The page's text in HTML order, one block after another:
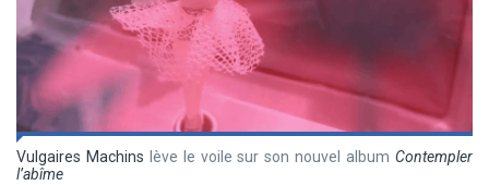
Vulgaires Machins lève le voile sur son nouvel albumContempler
l’abîme